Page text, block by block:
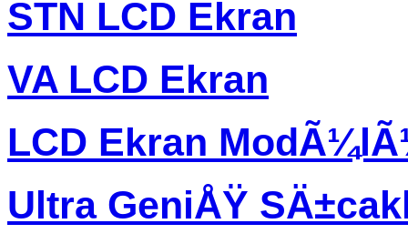
STN LCD Ekran
VA LCD Ekran
LCD Ekran
Ultra GeniÅŸ